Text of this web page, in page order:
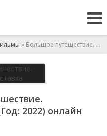
» Большое путешествие. Специальная доставка
2022) онлайн